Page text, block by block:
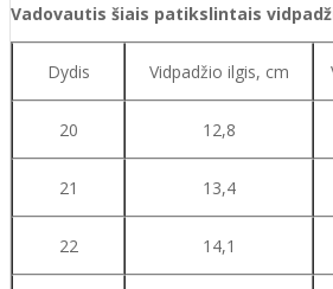
Vadovautis šiais patikslintais
Dydis Vidpadžio ilgis, cm
20 12,8
21 13,4
22 14,1